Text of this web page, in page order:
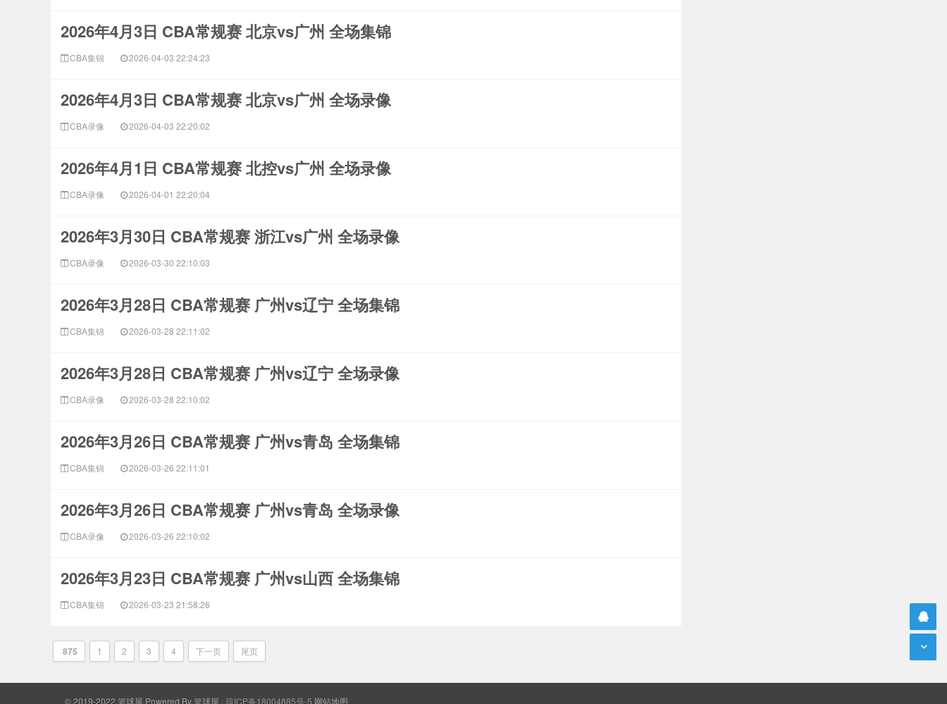
2026年4月3日 CBA常规赛 北京vs广州 全场集锦
CBA集锦 2026-04-03 22:24:23
2026年4月3日 CBA常规赛 北京vs广州 全场录像
CBA录像 2026-04-03 22:20:02
2026年4月1日 CBA常规赛 北控vs广州 全场录像
CBA录像 2026-04-01 22:20:04
2026年3月30日 CBA常规赛 浙江vs广州 全场录像
CBA录像 2026-03-30 22:10:03
2026年3月28日 CBA常规赛 广州vs辽宁 全场集锦
CBA集锦 2026-03-28 22:11:02
2026年3月28日 CBA常规赛 广州vs辽宁 全场录像
CBA录像 2026-03-28 22:10:02
2026年3月26日 CBA常规赛 广州vs青岛 全场集锦
CBA集锦 2026-03-26 22:11:01
2026年3月26日 CBA常规赛 广州vs青岛 全场录像
CBA录像 2026-03-26 22:10:02
2026年3月23日 CBA常规赛 广州vs山西 全场集锦
CBA集锦 2026-03-23 21:58:26
875 1 2 3 4 下一页 尾页
© 2019-2022 篮球屋 Powered By篮球屋 · 琼ICP备18004885号-5 网站地图